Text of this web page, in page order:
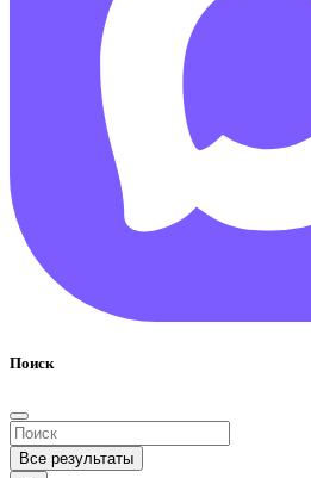
Поиск
Все результаты